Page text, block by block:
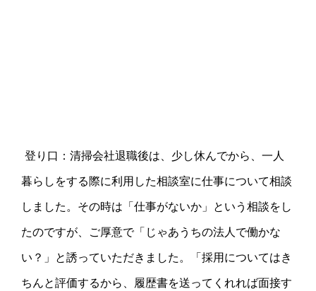
登り口：清掃会社退職後は、少し休んでから、一人
暮らしをする際に利用した相談室に仕事について相談
しました。その時は「仕事がないか」という相談をし
たのですが、ご厚意で「じゃあうちの法人で働かな
い？」と誘っていただきました。「採用についてはき
ちんと評価するから、履歴書を送ってくれれば面接す